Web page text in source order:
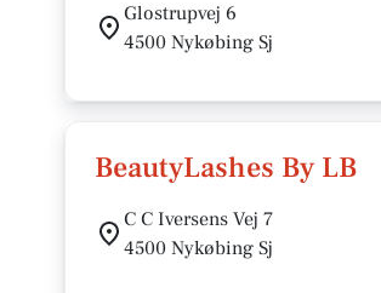
Glostrupvej 6
4500 Nykøbing Sj
BeautyLashes By LB
C C Iversens Vej 7
4500 Nykøbing Sj